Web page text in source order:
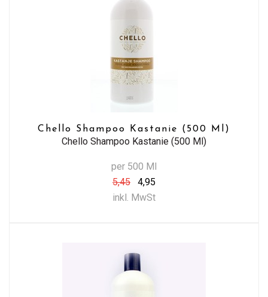
Chello Shampoo Kastanie (500 Ml)
Chello Shampoo Kastanie (500 Ml)
per 500 Ml
5,45
4,95
inkl. MwSt